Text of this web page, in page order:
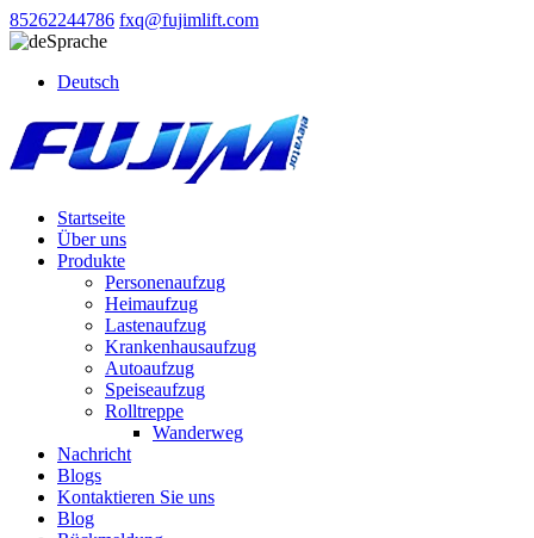
85262244786 fxq@fujimlift.com
Sprache
Deutsch
Startseite
Über uns
Produkte
Personenaufzug
Heimaufzug
Lastenaufzug
Krankenhausaufzug
Autoaufzug
Speiseaufzug
Rolltreppe
Wanderweg
Nachricht
Blogs
Kontaktieren Sie uns
Blog